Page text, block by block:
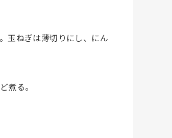
玉ねぎは薄切りにし、にん
煮る。